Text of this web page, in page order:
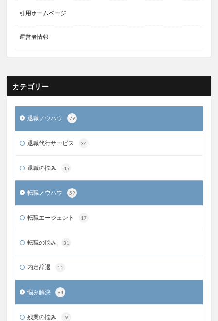
引用ホームページ
運営者情報
カテゴリー
退職ノウハウ 79
退職代行サービス 34
退職の悩み 45
転職ノウハウ 59
転職エージェント 17
転職の悩み 31
内定辞退 11
悩み解決 94
残業の悩み 9